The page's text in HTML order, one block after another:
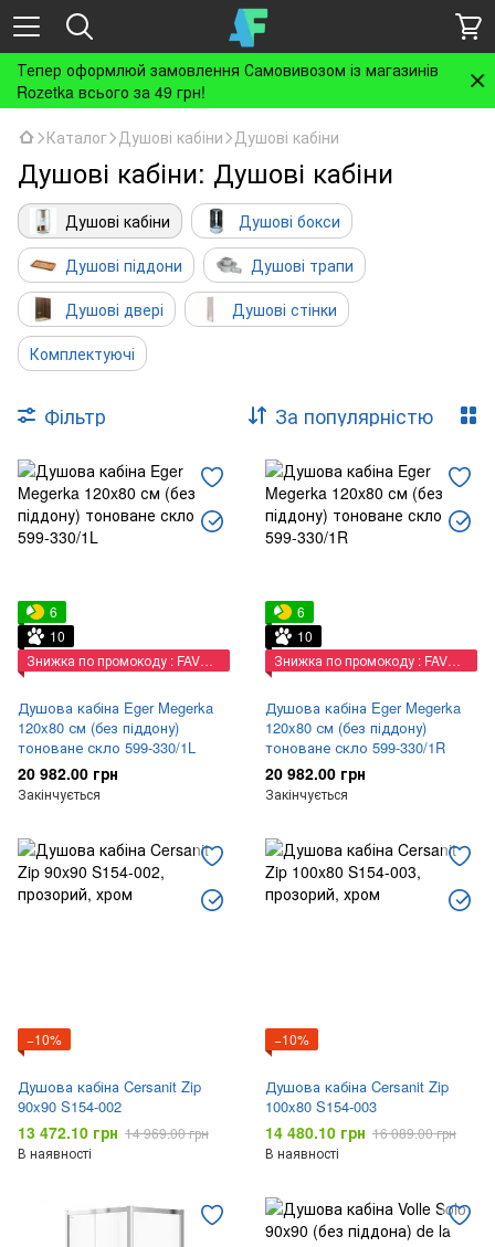
Тепер оформлюй замовлення Самовивозом із магазинів
Rozetka всього за 49 грн!
Каталог Душові кабіни Душові кабіни
Душові кабіни: Душові кабіни
Душові кабіни
Душові бокси
Душові піддони
Душові трапи
Душові двері
Душові стінки
Комплектуючі
Фільтр За популярністю
6
10
Знижка по промокоду : FAVORIT
Душова кабіна Eger Megerka
120x80 см (без піддону)
тоноване скло 599-330/1L
20 982.00 грн
Закінчується
6
10
Знижка по промокоду : FAVORIT
Душова кабіна Eger Megerka
120x80 см (без піддону)
тоноване скло 599-330/1R
20 982.00 грн
Закінчується
−10%
Душова кабіна Cersanit Zip
90x90 S154-002
13 472.10 грн 14 969.00 грн
В наявності
−10%
Душова кабіна Cersanit Zip
100x80 S154-003
14 480.10 грн 16 089.00 грн
В наявності